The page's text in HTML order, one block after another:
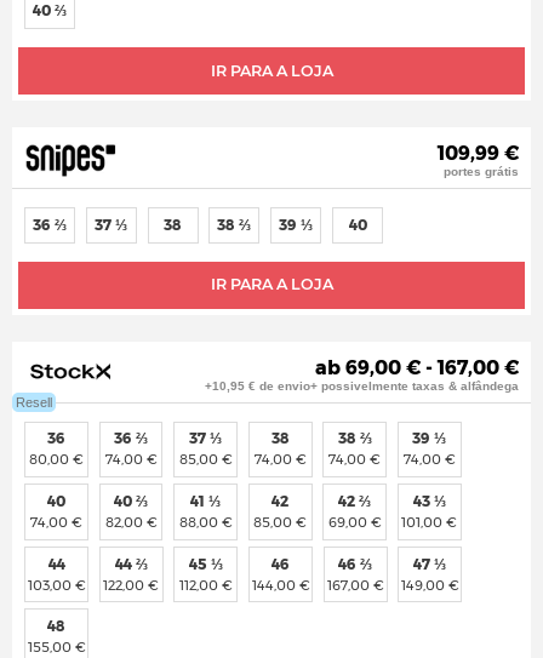
IR PARA A LOJA
40 ⅔
109,99 €
portes grátis
IR PARA A LOJA
36 ⅔ 37 ⅓ 38 38 ⅔ 39 ⅓ 40
Resell
ab 69,00 € - 167,00 €
+10,95 € de envio+ possivelmente taxas & alfândega
36
80,00 €
36 ⅔
74,00 €
37 ⅓
85,00 €
38
74,00 €
38 ⅔
74,00 €
39 ⅓
74,00 €
40
74,00 €
40 ⅔
82,00 €
41 ⅓
88,00 €
42
85,00 €
42 ⅔
69,00 €
43 ⅓
101,00 €
44
103,00 €
44 ⅔
122,00 €
45 ⅓
112,00 €
46
144,00 €
46 ⅔
167,00 €
47 ⅓
149,00 €
48
155,00 €